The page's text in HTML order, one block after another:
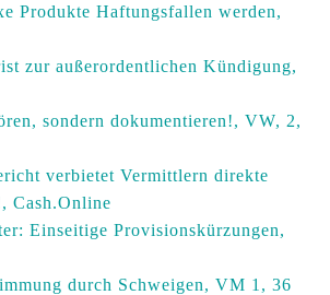
Produkte Haftungsfallen werden,
zur außerordentlichen Kündigung,
sondern dokumentieren!, VW, 2,
verbietet Vermittlern direkte
Cash.Online
Einseitige Provisionskürzungen,
durch Schweigen, VM 1, 36